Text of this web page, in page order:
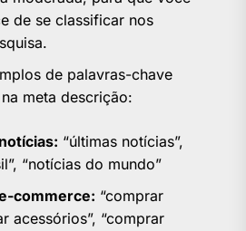
de se classificar nos
de palavras-chave
meta descrição:
“últimas notícias”,
“notícias do mundo”
commerce: “comprar
acessórios”, “comprar